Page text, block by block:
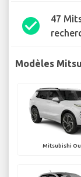
check_circle
47
Modèles
Mitsubishi